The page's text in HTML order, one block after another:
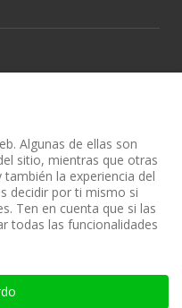
2665-1696 y 2665-3508
Algunas de ellas son
sitio, mientras que otras
la experiencia del
decidir por ti mismo si
Ten en cuenta que si las
todas las funcionalidades